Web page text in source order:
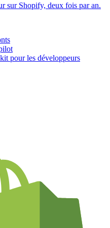
sur Shopify, deux fois par an.
pour les développeurs